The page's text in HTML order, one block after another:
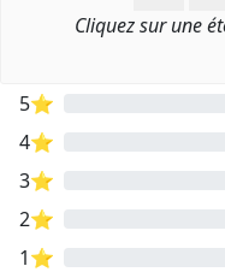
Cliquez sur une
5⭐
4⭐
3⭐
2⭐
1⭐